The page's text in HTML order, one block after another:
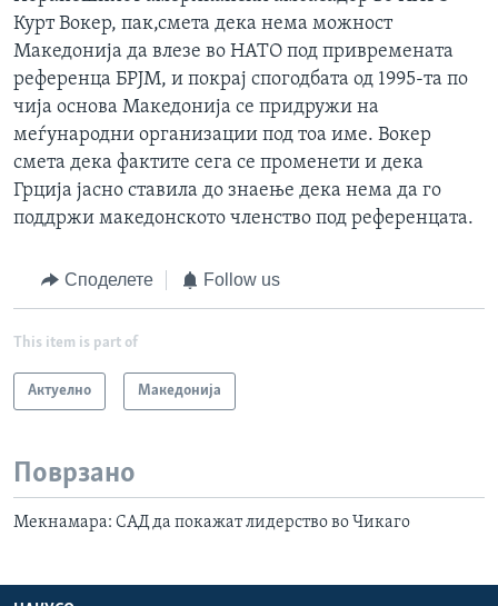
Курт Вокер, пак,смета дека нема можност
Македонија да влезе во НАТО под привремената
референца БРЈМ, и покрај спогодбата од 1995-та по
чија основа Македонија се придружи на
меѓународни организации под тоа име. Вокер
смета дека фактите сега се променети и дека
Грција јасно ставила до знаење дека нема да го
поддржи македонското членство под референцата.
Споделете Follow us
This item is part of
Актуелно Македонија
Поврзано
Мекнамара: САД да покажат лидерство во Чикаго